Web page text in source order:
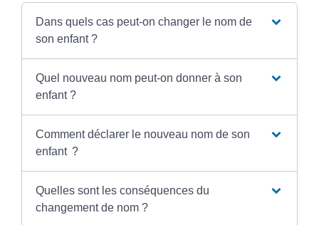
Dans quels cas peut-on changer le nom de
son enfant ?
Quel nouveau nom peut-on donner à son
enfant ?
Comment déclarer le nouveau nom de son
enfant ?
Quelles sont les conséquences du
changement de nom ?